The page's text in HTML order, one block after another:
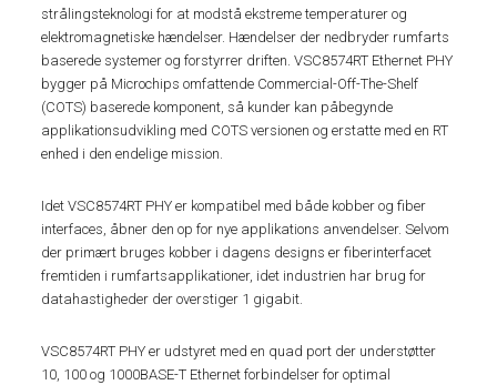
strålingsteknologi for at modstå ekstreme temperaturer og
elektromagnetiske hændelser. Hændelser der nedbryder rumfarts
baserede systemer og forstyrrer driften. VSC8574RT Ethernet PHY
bygger på Microchips omfattende Commercial-Off-The-Shelf
(COTS) baserede komponent, så kunder kan påbegynde
applikationsudvikling med COTS versionen og erstatte med en RT
enhed i den endelige mission.
Idet VSC8574RT PHY er kompatibel med både kobber og fiber
interfaces, åbner den op for nye applikations anvendelser. Selvom
der primært bruges kobber i dagens designs er fiberinterfacet
fremtiden i rumfartsapplikationer, idet industrien har brug for
datahastigheder der overstiger 1 gigabit.
VSC8574RT PHY er udstyret med en quad port der understøtter
10, 100 og 1000BASE-T Ethernet forbindelser for optimal